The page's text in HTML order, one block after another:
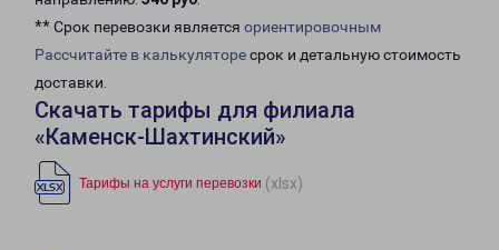
** Срок перевозки является ориентировочным
Рассчитайте в калькуляторесрок и детальную стоимость
доставки.
Скачать тарифы для филиала
«Каменск-Шахтинский»
Тарифы на услуги перевозки (xlsx)